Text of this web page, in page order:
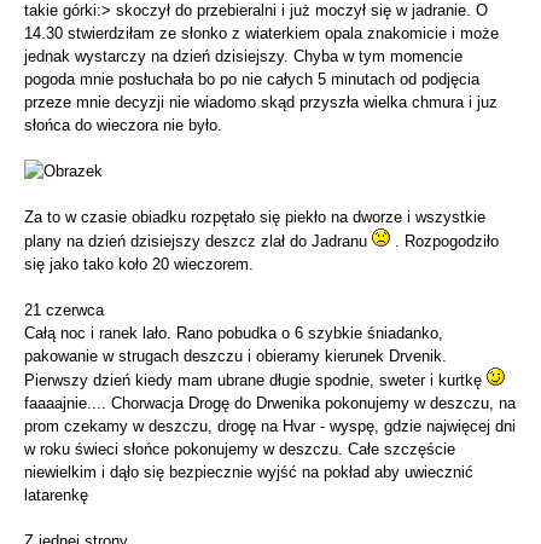
takie górki:> skoczył do przebieralni i już moczył się w jadranie. O
14.30 stwierdziłam ze słonko z wiaterkiem opala znakomicie i może
jednak wystarczy na dzień dzisiejszy. Chyba w tym momencie
pogoda mnie posłuchała bo po nie całych 5 minutach od podjęcia
przeze mnie decyzji nie wiadomo skąd przyszła wielka chmura i juz
słońca do wieczora nie było.
Za to w czasie obiadku rozpętało się piekło na dworze i wszystkie
plany na dzień dzisiejszy deszcz zlał do Jadranu
. Rozpogodziło
się jako tako koło 20 wieczorem.
21 czerwca
Całą noc i ranek lało. Rano pobudka o 6 szybkie śniadanko,
pakowanie w strugach deszczu i obieramy kierunek Drvenik.
Pierwszy dzień kiedy mam ubrane długie spodnie, sweter i kurtkę
faaaajnie.... Chorwacja Drogę do Drwenika pokonujemy w deszczu, na
prom czekamy w deszczu, drogę na Hvar - wyspę, gdzie najwięcej dni
w roku świeci słońce pokonujemy w deszczu. Całe szczęście
niewielkim i dąło się bezpiecznie wyjść na pokład aby uwiecznić
latarenkę